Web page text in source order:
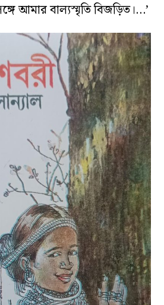
আমার বাল্যস্মৃতি বিজড়িত।…’